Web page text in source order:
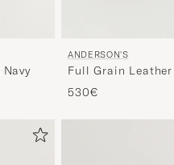
ANDERSON'S
Full Grain
530€